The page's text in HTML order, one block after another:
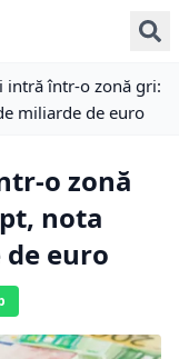
intră într-o zonă gri:
miliarde de euro
o zonă
nota
euro